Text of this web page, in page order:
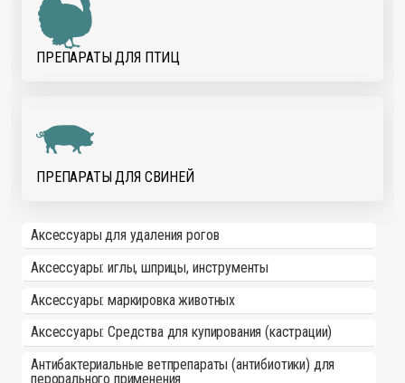
ПРЕПАРАТЫ ДЛЯ ПТИЦ
ПРЕПАРАТЫ ДЛЯ СВИНЕЙ
Аксессуары для удаления рогов
Аксессуары: иглы, шприцы, инструменты
Аксессуары: маркировка животных
Аксессуары: Средства для купирования (кастрации)
Антибактериальные ветпрепараты (антибиотики) для
перорального применения